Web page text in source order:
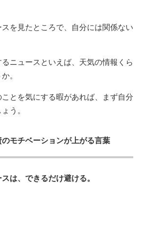
を見たところで、自分には関係ない
ニュースといえば、天気の情報くら
。
ことを気にする暇があれば、まず自分
う。
モチベーションが上がる言葉
は、できるだけ避ける。